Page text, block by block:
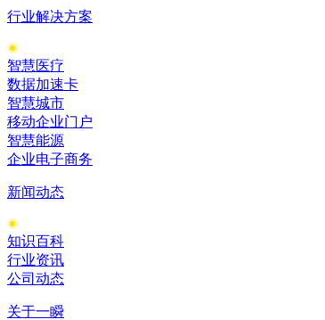
行业解决方案
智慧医疗
数据加速卡
智慧城市
移动企业门户
智慧能源
企业电子商务
新闻动态
知识百科
行业资讯
公司动态
关于一瞬